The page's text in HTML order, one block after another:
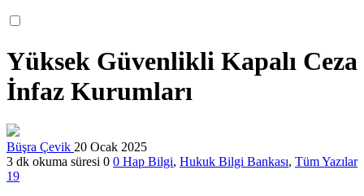
Yüksek Güvenlikli Kapalı Ceza
İnfaz Kurumları
Büşra Çevik 20 Ocak 2025
3 dk okuma süresi 0 0 Hap Bilgi, Hukuk Bilgi Bankası, Tüm Yazılar
19